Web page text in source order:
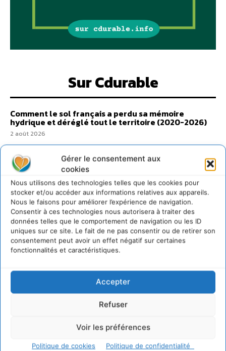
Gérer le consentement aux
cookies
Nous utilisons des technologies telles que les cookies pour
stocker et/ou accéder aux informations relatives aux appareils.
Nous le faisons pour améliorer l’expérience de navigation.
Consentir à ces technologies nous autorisera à traiter des
données telles que le comportement de navigation ou les ID
uniques sur ce site. Le fait de ne pas consentir ou de retirer son
consentement peut avoir un effet négatif sur certaines
fonctionnalités et caractéristiques.
Accepter
Refuser
Voir les préférences
Politique de cookies Politique de confidentialité
Sur Cdurable
Comment le sol français a perdu sa mémoire
hydrique et déréglé tout le territoire (2020-2026)
2 août 2026
Développer notre attention aux espèces vivantes
non humaines avec les communs de Zoepolis
30 juillet 2026
Un kit citoyen pour lever les freins au
développement des forêts comestibles dans nos
villes
29 juillet 2026
L’éco-anxiété informe et l’éco-lucidité transforme
28 juillet 2026
7 indicateurs pour des villes résilientes et durables,
27 juillet 2026